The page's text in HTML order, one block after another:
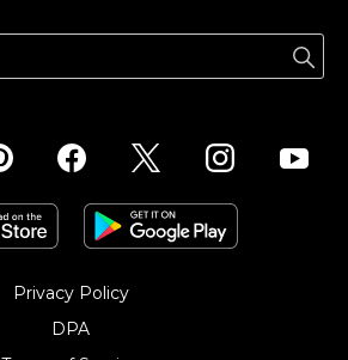
Privacy Policy
DPA